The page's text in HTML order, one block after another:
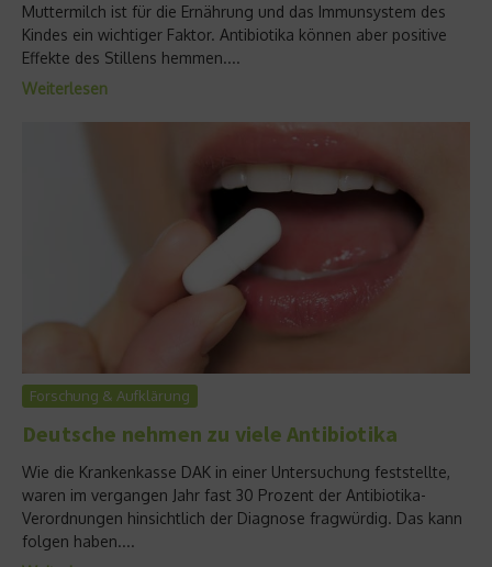
Muttermilch ist für die Ernährung und das Immunsystem des
Kindes ein wichtiger Faktor. Antibiotika können aber positive
Effekte des Stillens hemmen....
Weiterlesen
Forschung & Aufklärung
Deutsche nehmen zu viele Antibiotika
Wie die Krankenkasse DAK in einer Untersuchung feststellte,
waren im vergangen Jahr fast 30 Prozent der Antibiotika-
Verordnungen hinsichtlich der Diagnose fragwürdig. Das kann
folgen haben....